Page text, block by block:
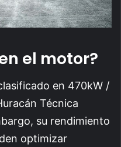
el motor?
en 470kW /
Técnica
su rendimiento
optimizar